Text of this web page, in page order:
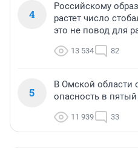
4
Российскому
растет число
это не повод для
13 534 82
5
В Омской области
опасность в пятый
11 939 33